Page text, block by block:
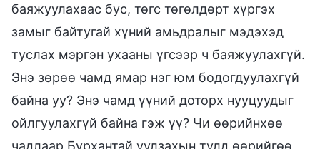
баяжуулахаас бус, төгс төгөлдөрт хүргэх
замыг байтугай хүний амьдралыг мэдэхэд
туслах мэргэн ухааны үгсээр ч баяжуулахгүй.
Энэ зөрөө чамд ямар нэг юм бодогдуулахгүй
байна уу? Энэ чамд үүний доторх нууцуудыг
ойлгуулахгүй байна гэж үү? Чи өөрийнхөө
чадлаар Бурхантай уулзахын тулд өөрийгөө